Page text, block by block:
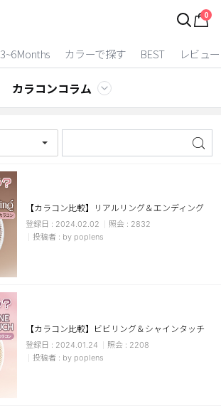
0
3~6Months カラーで探す BEST レビュー
2 Weeks
チョコ
ブラック
カラコンコラム
【カラコン比較】リアルリング＆エンディング
2024.02.02
2832
by poplens
【カラコン比較】ビビリング＆シャインタッチ
2024.01.24
2208
by poplens